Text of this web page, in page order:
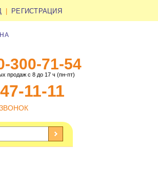
РЕГИСТРАЦИЯ
300-71-54
продаж с 8 до 17 ч (пн-пт)
11-11